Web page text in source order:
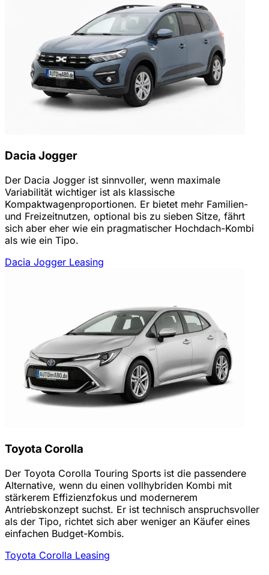
Dacia Jogger
Der Dacia Jogger ist sinnvoller, wenn maximale
Variabilität wichtiger ist als klassische
Kompaktwagenproportionen. Er bietet mehr Familien-
und Freizeitnutzen, optional bis zu sieben Sitze, fährt
sich aber eher wie ein pragmatischer Hochdach-Kombi
als wie ein Tipo.
Dacia Jogger Leasing
Toyota Corolla
Der Toyota Corolla Touring Sports ist die passendere
Alternative, wenn du einen vollhybriden Kombi mit
stärkerem Effizienzfokus und modernerem
Antriebskonzept suchst. Er ist technisch anspruchsvoller
als der Tipo, richtet sich aber weniger an Käufer eines
einfachen Budget-Kombis.
Toyota Corolla Leasing